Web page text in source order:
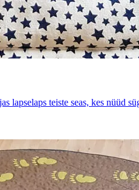
lapselaps teiste seas, kes nüüd